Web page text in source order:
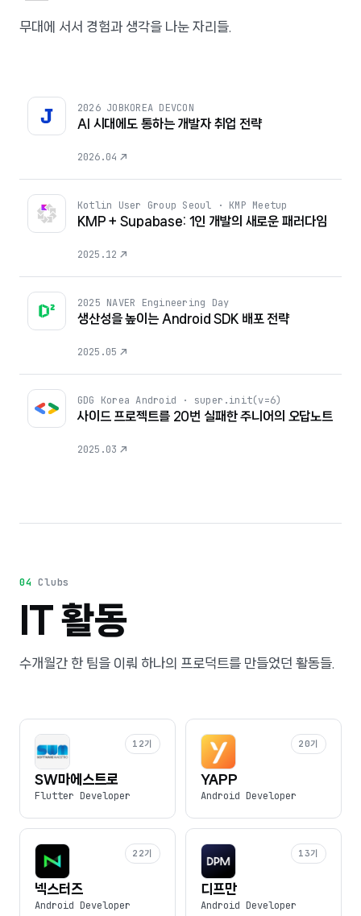
무대에 서서 경험과 생각을 나눈 자리들.
2026 JOBKOREA DEVCON
AI 시대에도 통하는 개발자 취업 전략
2026.04
Kotlin User Group Seoul · KMP Meetup
KMP + Supabase: 1인 개발의 새로운 패러다임
2025.12
2025 NAVER Engineering Day
생산성을 높이는 Android SDK 배포 전략
2025.05
GDG Korea Android · super.init(v=6)
사이드 프로젝트를 20번 실패한 주니어의 오답노트
2025.03
04 Clubs
IT 활동
수개월간 한 팀을 이뤄 하나의 프로덕트를 만들었던 활동들.
12기
SW마에스트로
Flutter Developer
20기
YAPP
Android Developer
22기
넥스터즈
Android Developer
13기
디프만
Android Developer